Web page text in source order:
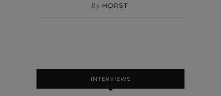
By HORST
INTERVIEWS